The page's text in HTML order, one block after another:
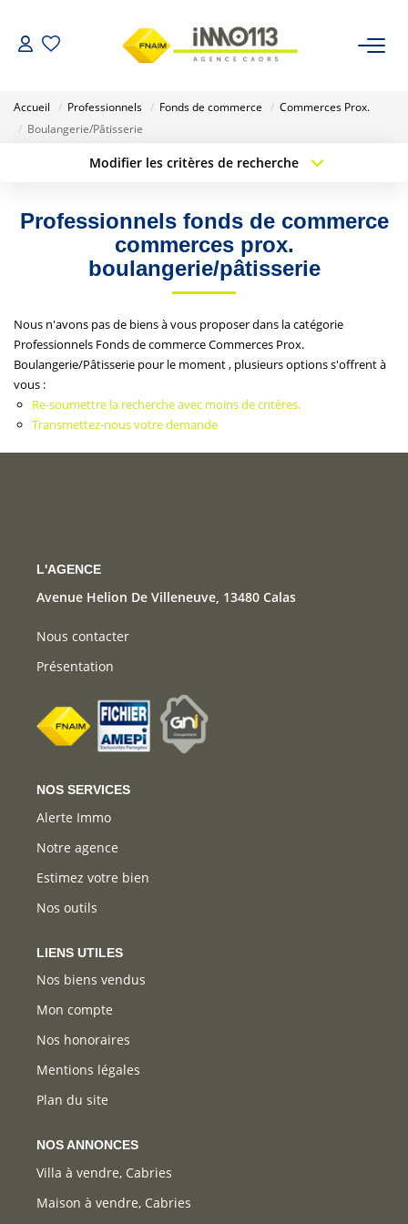
Nos Biens Vendus
CALCULETTES FINANCIÈRES
CONTACT
Accueil Professionnels Fonds de commerce
Commerces Prox.
Boulangerie/Pâtisserie
Modifier les critères de recherche
Type de transaction Localisation
Type de bien
Créer une alerte
Professionnels fonds de commerce
commerces prox.
boulangerie/pâtisserie
Nous n'avons pas de biens à vous proposer dans la catégorie
Professionnels Fonds de commerce Commerces Prox.
Boulangerie/Pâtisserie pour le moment , plusieurs options s'offrent à
vous :
Re-soumettre la recherche avec moins de critères.
Transmettez-nous votre demande
L'AGENCE
Avenue Helion De Villeneuve, 13480 Calas
Nous contacter
Présentation
NOS SERVICES
Alerte Immo
Notre agence
Estimez votre bien
Nos outils
LIENS UTILES
Nos biens vendus
Mon compte
Nos honoraires
Mentions légales
Plan du site
NOS ANNONCES
Villa à vendre, Cabries
Maison à vendre, Cabries